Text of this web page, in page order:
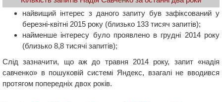
найвищий інтерес з даного запиту був зафіксований у
березні-квітні 2015 року (близько 133 тисяч запитів);
найменше інтересу було проявлено в грудні 2014 року
(близько 8,8 тисячі запитів);
Слід зазначити, що аж до травня 2014 року, запит «надія
савченко» в пошуковій системі Яндекс, взагалі не вводився
протягом попередніх двох років.